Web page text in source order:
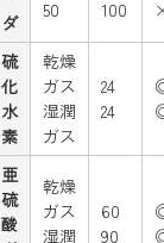
ダ
50
100
硫
化
水
素
乾燥
ガス
湿潤
ガス
24
24
亜
硫
酸
乾燥
ガス
湿潤
60
90